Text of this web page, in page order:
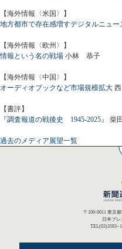
【海外情報〈米国〉】
地方都市で存在感増すデジタルニュー
【海外情報〈欧州〉】
情報という名の戦場 小林 恭子
【海外情報〈中国〉】
オーディオブックなど市場規模拡大
【書評】
『調査報道の戦後史 1945-2025』
柴
過去のメディア展望一覧
〒100-0011 東京
日本プ